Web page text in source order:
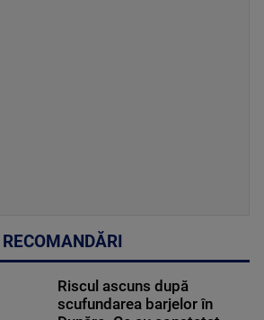
RECOMANDĂRI
Riscul ascuns după
scufundarea barjelor în